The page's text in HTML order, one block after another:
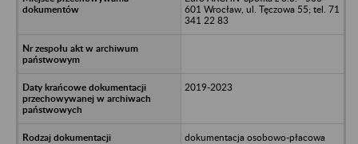
601 Wrocław, ul. Tęczowa 55; tel. 71
341 22 83
2019-2023
dokumentacja osobowo-płacowa